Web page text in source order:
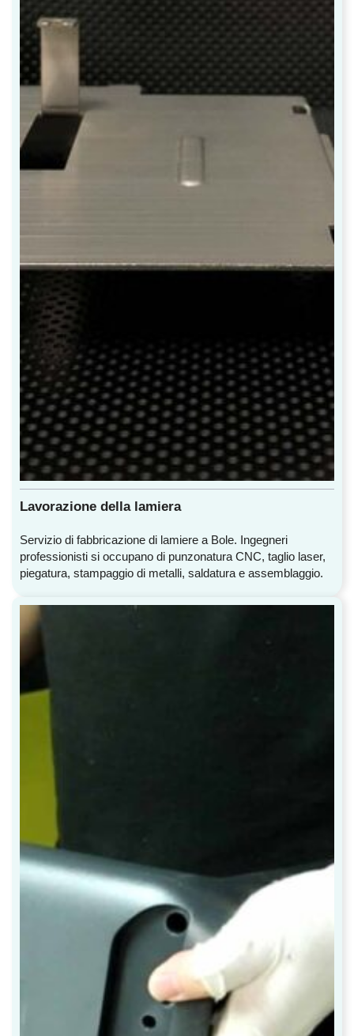
Lavorazione della lamiera
Servizio di fabbricazione di lamiere a Bole. Ingegneri
professionisti si occupano di punzonatura CNC, taglio laser,
piegatura, stampaggio di metalli, saldatura e assemblaggio.